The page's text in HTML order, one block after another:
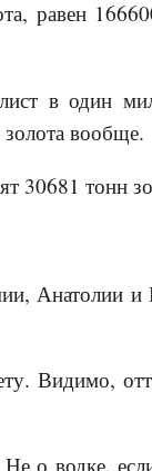
равен
в один
вообще.
30681 тонн
Анатолии и
Видимо,
о водке,